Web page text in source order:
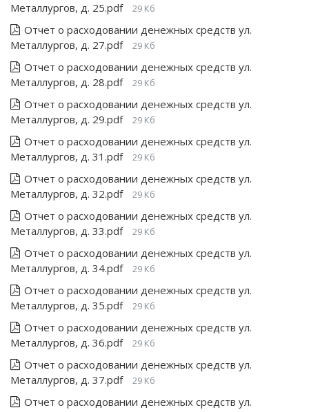
Металлургов, д. 25.pdf
29 Кб
Отчет о расходовании денежных средств ул.
Металлургов, д. 27.pdf
29 Кб
Отчет о расходовании денежных средств ул.
Металлургов, д. 28.pdf
29 Кб
Отчет о расходовании денежных средств ул.
Металлургов, д. 29.pdf
29 Кб
Отчет о расходовании денежных средств ул.
Металлургов, д. 31.pdf
29 Кб
Отчет о расходовании денежных средств ул.
Металлургов, д. 32.pdf
29 Кб
Отчет о расходовании денежных средств ул.
Металлургов, д. 33.pdf
29 Кб
Отчет о расходовании денежных средств ул.
Металлургов, д. 34.pdf
29 Кб
Отчет о расходовании денежных средств ул.
Металлургов, д. 35.pdf
29 Кб
Отчет о расходовании денежных средств ул.
Металлургов, д. 36.pdf
29 Кб
Отчет о расходовании денежных средств ул.
Металлургов, д. 37.pdf
29 Кб
Отчет о расходовании денежных средств ул.